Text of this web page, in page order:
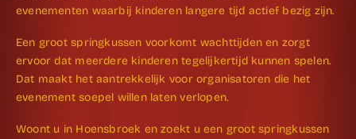
evenementen waarbij kinderen langere tijd actief bezig zijn.
Een groot springkussen voorkomt wachttijden en zorgt
ervoor dat meerdere kinderen tegelijkertijd kunnen spelen.
Dat maakt het aantrekkelijk voor organisatoren die het
evenement soepel willen laten verlopen.
Woont u in Hoensbroek en zoekt u een groot springkussen